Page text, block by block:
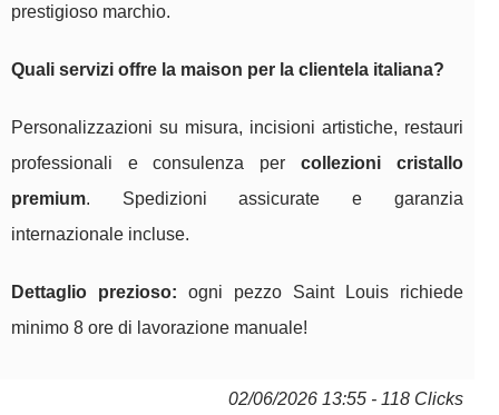
prestigioso marchio.
Quali servizi offre la maison per la clientela italiana?
Personalizzazioni su misura, incisioni artistiche, restauri
professionali e consulenza per collezioni cristallo
premium. Spedizioni assicurate e garanzia
internazionale incluse.
Dettaglio prezioso: ogni pezzo Saint Louis richiede
minimo 8 ore di lavorazione manuale!
02/06/2026 13:55 - 118 Clicks